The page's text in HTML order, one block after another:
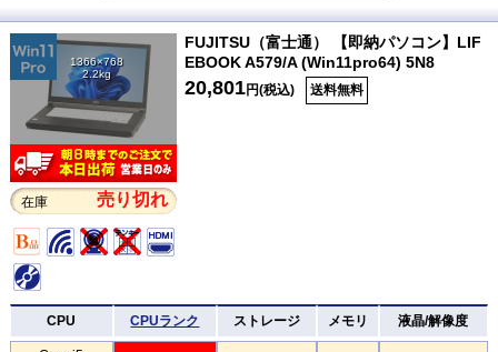
1366×768
2.2kg
在庫 売り切れ
FUJITSU（富士通） 【即納パソコン】LIF
EBOOK A579/A (Win11pro64) 5N8
20,801円(税込) 送料無料
CPU CPUランク ストレージ メモリ 液晶/解像度